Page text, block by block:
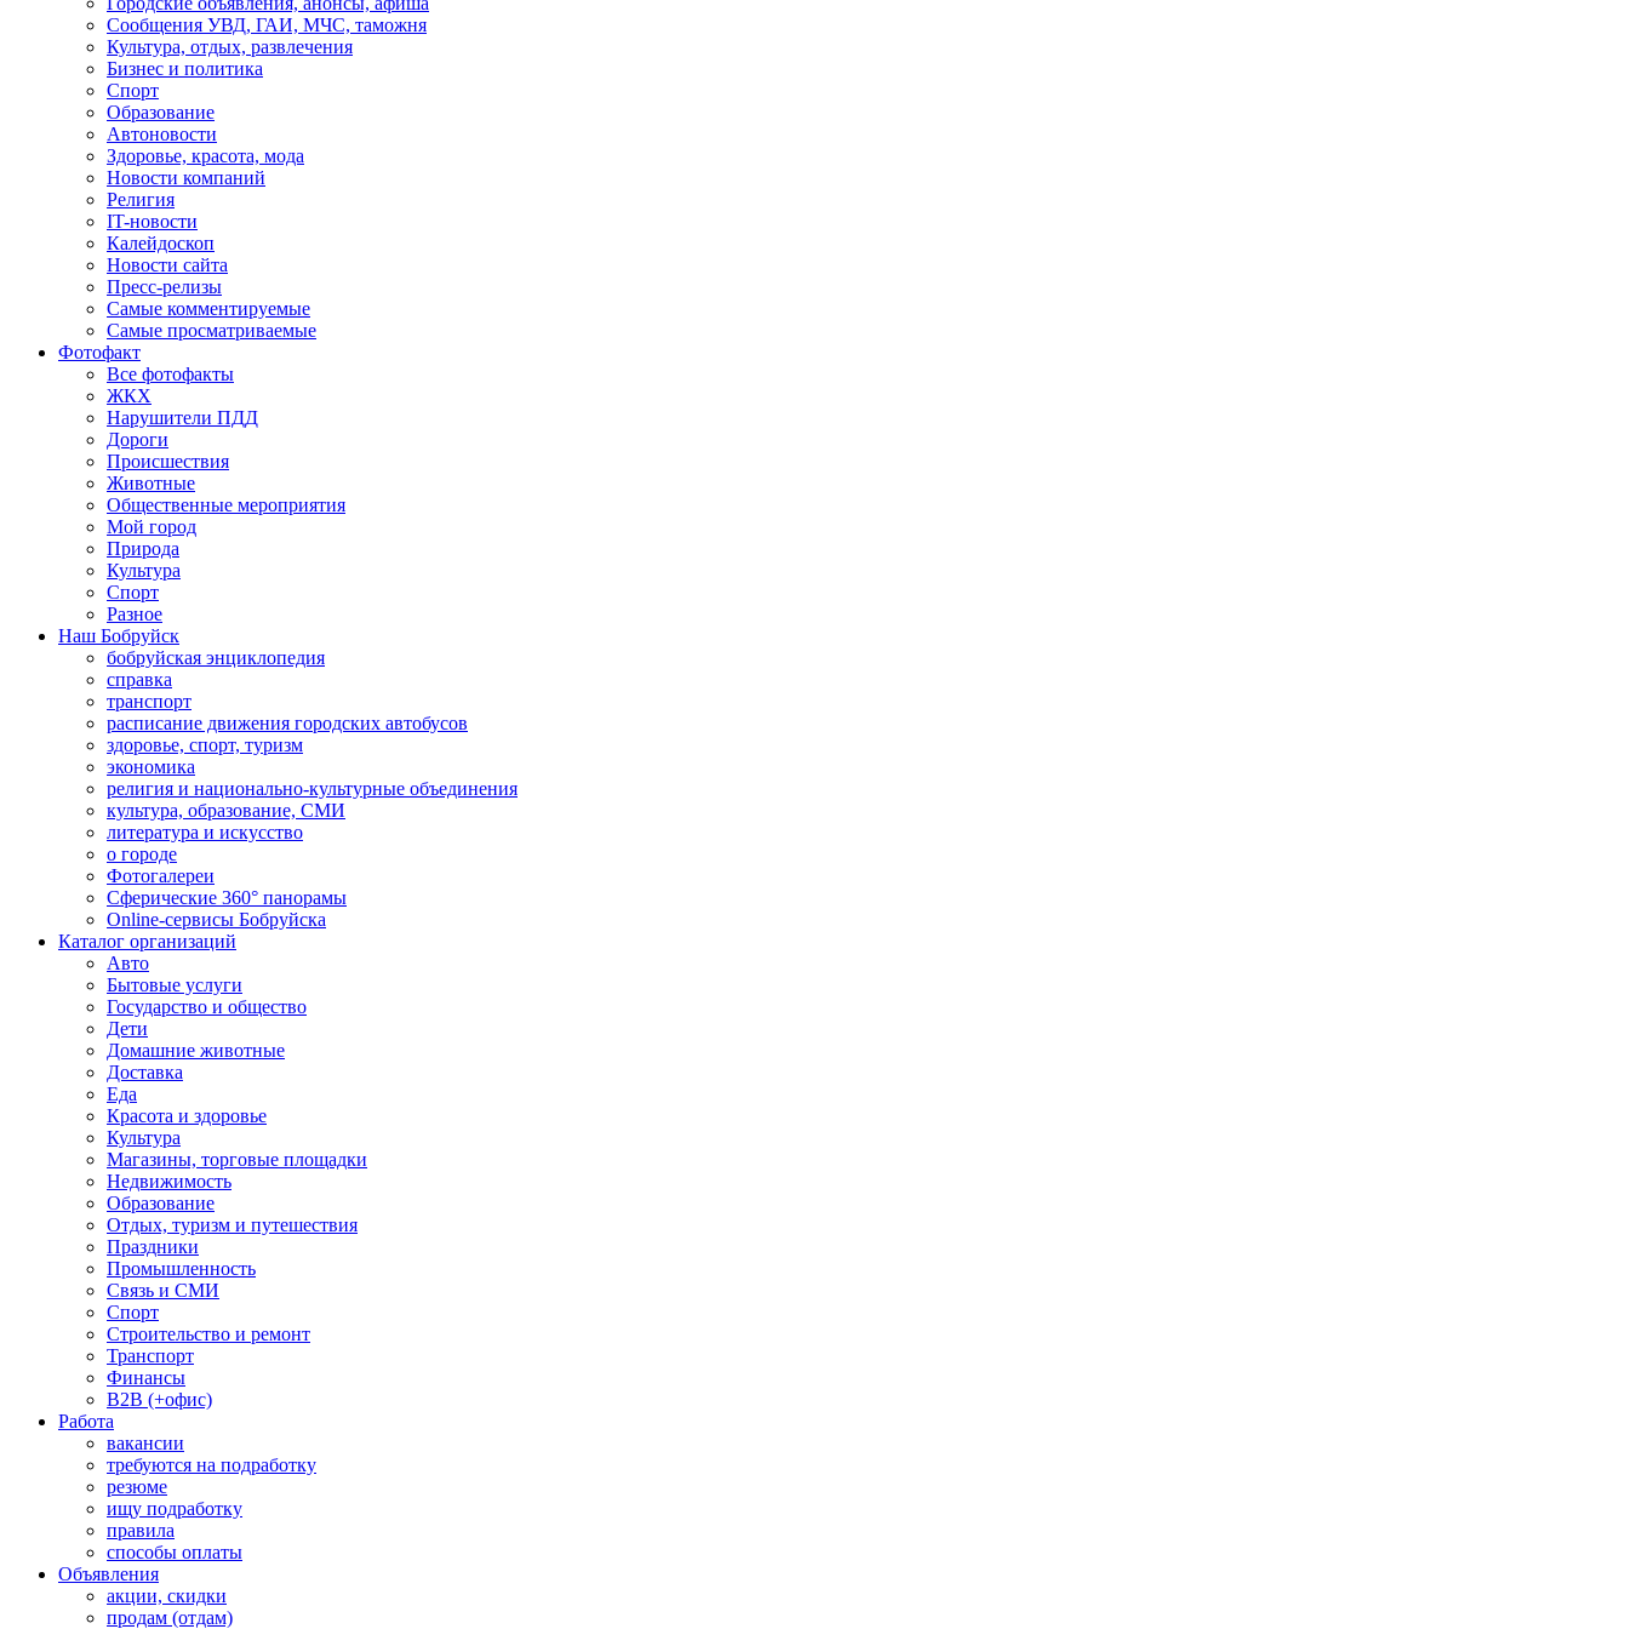
Сообщения УВД, ГАИ, МЧС, таможня
Культура, отдых, развлечения
Бизнес и политика
Спорт
Образование
Автоновости
Здоровье, красота, мода
Новости компаний
Религия
IT-новости
Калейдоскоп
Новости сайта
Пресс-релизы
Самые комментируемые
Самые просматриваемые
Фотофакт
Все фотофакты
ЖКХ
Нарушители ПДД
Дороги
Происшествия
Животные
Общественные мероприятия
Мой город
Природа
Культура
Спорт
Разное
Наш Бобруйск
бобруйская энциклопедия
справка
транспорт
расписание движения городских автобусов
здоровье, спорт, туризм
экономика
религия и национально-культурные объединения
культура, образование, СМИ
литература и искусство
о городе
Фотогалереи
Сферические 360° панорамы
Online-сервисы Бобруйска
Каталог организаций
Авто
Бытовые услуги
Государство и общество
Дети
Домашние животные
Доставка
Еда
Красота и здоровье
Культура
Магазины, торговые площадки
Недвижимость
Образование
Отдых, туризм и путешествия
Праздники
Промышленность
Связь и СМИ
Спорт
Строительство и ремонт
Транспорт
Финансы
B2B (+офис)
Работа
вакансии
требуются на подработку
резюме
ищу подработку
правила
способы оплаты
Объявления
акции, скидки
продам (отдам)